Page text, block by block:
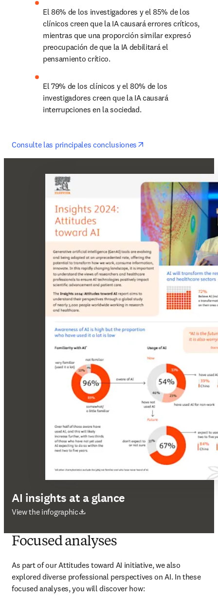
El 86% de los investigadores y el 85% de los
clínicos creen que la IA causará errores críticos,
mientras que una proporción similar expresó
preocupación de que la IA debilitará el
pensamiento crítico.
El 79% de los clínicos y el 80% de los
investigadores creen que la IA causará
interrupciones en la sociedad.
Consulte las principales conclusiones
AI insights at a glance
View the infographic
se abre en una nueva pestaña/ventana
Focused analyses
As part of our Attitudes toward AI initiative, we also
explored diverse professional perspectives on AI. In these
focused analyses, you will discover how: